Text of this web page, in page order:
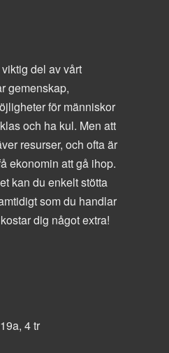
del av vårt
gemenskap,
för människor
och ha kul. Men att
resurser, och ofta är
ekonomin att gå ihop.
kan du enkelt stötta
som du handlar
dig något extra!
4 tr